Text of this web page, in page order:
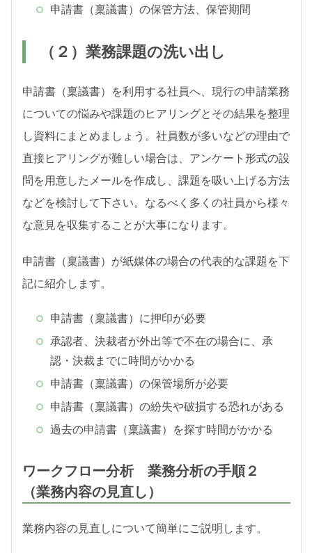
申請書（稟議書）の保管方法、保管期間
（２）業務課題の洗い出し
申請書（稟議書）を利用する社員へ、現行の申請業務
についての悩みや課題のヒアリングとその結果を整理
し資料にまとめましょう。社員数が多いなどの理由で
直接ヒアリングが難しい場合は、アンケート形式の設
問を用意したメールを作成し、課題を吸い上げる方法
などを検討して下さい。なるべく多くの社員から様々
な意見を収集することが大事になります。
申請書（稟議書）が紙媒体の場合の代表的な課題を下
記に紹介します。
申請書（稟議書）に押印が必要
承認者、決裁者が外出等で不在の場合に、承
認・決裁までに時間がかかる
申請書（稟議書）の保管場所が必要
申請書（稟議書）の紛失や破損する恐れがある
過去の申請書（稟議書）を探す時間がかかる
ワークフロー分析 業務分析の手順２
（業務内容の見直し）
業務内容の見直しについて簡単にご説明します。